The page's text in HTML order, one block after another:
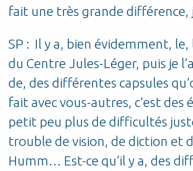
fait une très grande différence,
SP : Il y a, bien évidemment,
du Centre Jules-Léger, puis je
de, des différentes capsules
fait avec vous-autres, c’est des
petit peu plus de difficultés
trouble de vision, de diction et
Humm… Est-ce qu’il y a, des